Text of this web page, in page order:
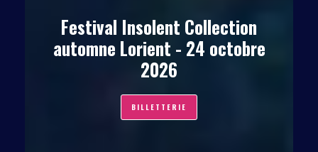
Festival Insolent Collection
automne Lorient - 24 octobre
2026
BILLETTERIE